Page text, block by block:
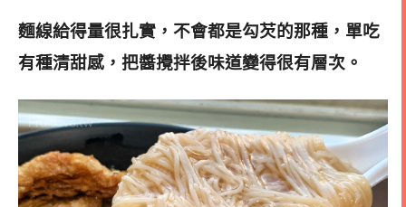
麵線給得量很扎實，不會都是勾芡的那種，單吃
有種清甜感，把醬攪拌後味道變得很有層次。